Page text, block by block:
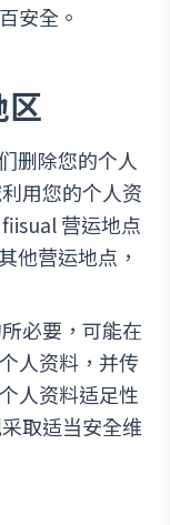
安全。
区
删除您的个人
用您的个人资
营运地点
他营运地点，
必要，可能在
人资料，并传
人资料适足性
取适当安全维